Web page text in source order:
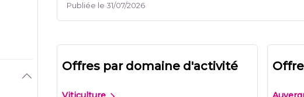
Publiée le 31/07/2026
Offres par domaine d'activité